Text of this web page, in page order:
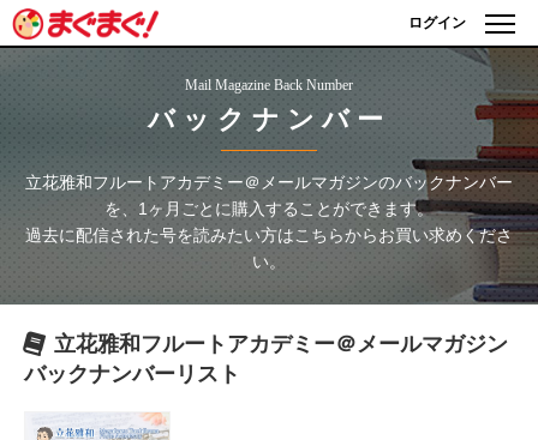
ログイン
Mail Magazine Back Number
バックナンバー
立花雅和フルートアカデミー＠メールマガジンのバックナンバー
を、1ヶ月ごとに購入することができます。
過去に配信された号を読みたい方はこちらからお買い求めくださ
い。
立花雅和フルートアカデミー＠メールマガジン
バックナンバーリスト